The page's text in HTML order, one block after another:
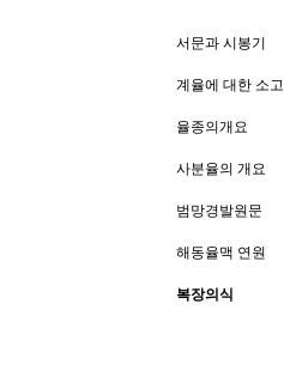
서문과 시봉기
계율에 대한 소고
율종의개요
사분율의 개요
범망경발원문
해동율맥 연원
복장의식